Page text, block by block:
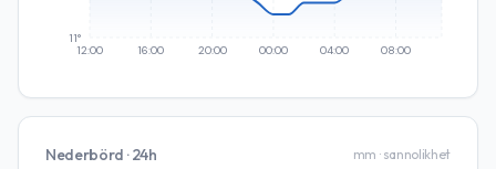
12:00 16:00 20:00 00:00 04:00 08:00
11°
Nederbörd · 24h mm · sannolikhet